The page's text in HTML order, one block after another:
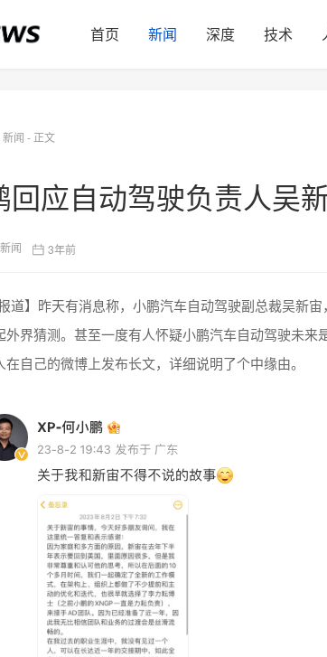
首页 新闻 深度 技术
新闻 - 正文
回应自动驾驶负责人吴
新闻 3年前
报道】昨天有消息称，小鹏汽车自动驾驶副总裁吴新
外界猜测。甚至一度有人怀疑小鹏汽车自动驾驶未
自己的微博上发布长文，详细说明了个中缘由。